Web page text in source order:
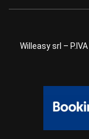
Willeasy srl –